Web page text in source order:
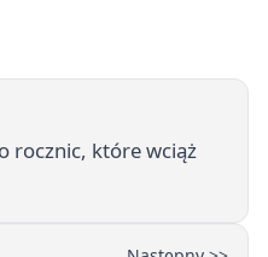
rocznic, które wciąż